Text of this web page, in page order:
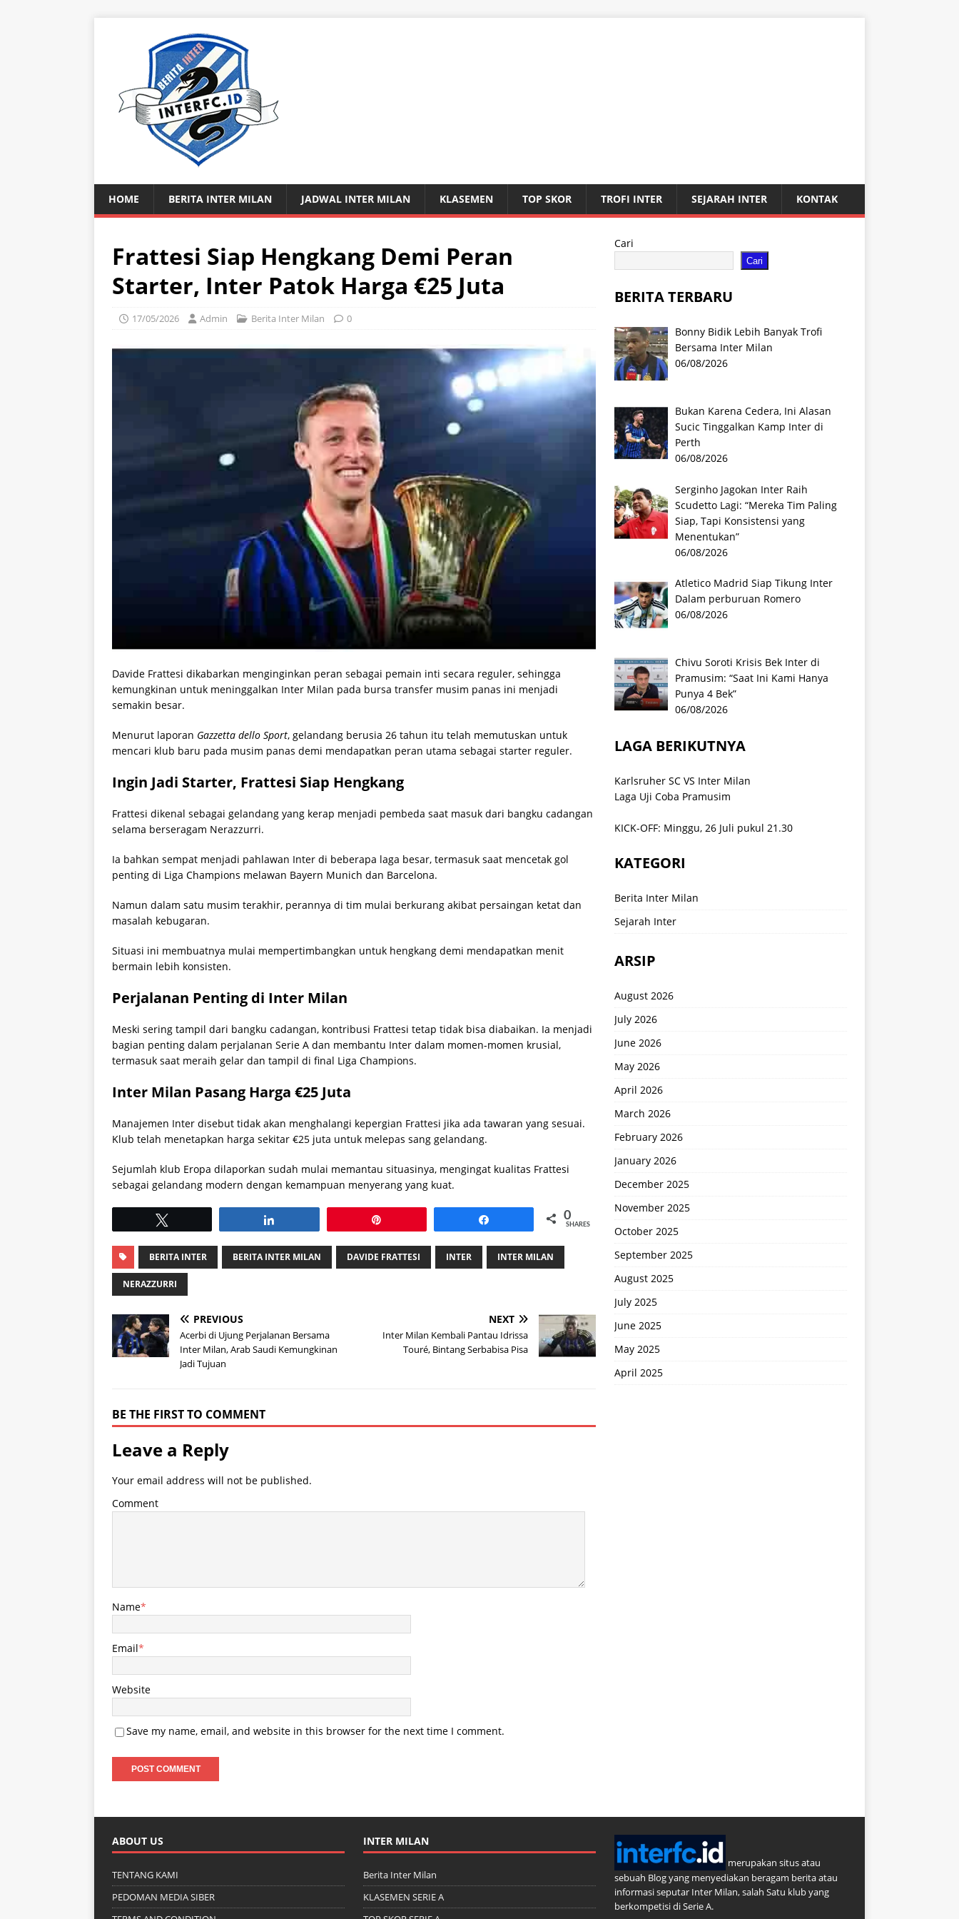
HOME BERITA INTER MILAN JADWAL INTER MILAN KLASEMEN TOP SKOR TROFI INTER SEJARAH INTER KONTAK
Frattesi Siap Hengkang Demi Peran
Starter, Inter Patok Harga €25 Juta
17/05/2026 Admin Berita Inter Milan 0
Davide Frattesi dikabarkan menginginkan peran sebagai pemain inti secara reguler, sehingga
kemungkinan untuk meninggalkan Inter Milan pada bursa transfer musim panas ini menjadi
semakin besar.
Menurut laporan Gazzetta dello Sport, gelandang berusia 26 tahun itu telah memutuskan untuk
mencari klub baru pada musim panas demi mendapatkan peran utama sebagai starter reguler.
Ingin Jadi Starter, Frattesi Siap Hengkang
Frattesi dikenal sebagai gelandang yang kerap menjadi pembeda saat masuk dari bangku cadangan
selama berseragam Nerazzurri.
Ia bahkan sempat menjadi pahlawan Inter di beberapa laga besar, termasuk saat mencetak gol
penting di Liga Champions melawan Bayern Munich dan Barcelona.
Namun dalam satu musim terakhir, perannya di tim mulai berkurang akibat persaingan ketat dan
masalah kebugaran.
Situasi ini membuatnya mulai mempertimbangkan untuk hengkang demi mendapatkan menit
bermain lebih konsisten.
Perjalanan Penting di Inter Milan
Meski sering tampil dari bangku cadangan, kontribusi Frattesi tetap tidak bisa diabaikan. Ia menjadi
bagian penting dalam perjalanan Serie A dan membantu Inter dalam momen-momen krusial,
termasuk saat meraih gelar dan tampil di final Liga Champions.
Inter Milan Pasang Harga €25 Juta
Manajemen Inter disebut tidak akan menghalangi kepergian Frattesi jika ada tawaran yang sesuai.
Klub telah menetapkan harga sekitar €25 juta untuk melepas sang gelandang.
Sejumlah klub Eropa dilaporkan sudah mulai memantau situasinya, mengingat kualitas Frattesi
sebagai gelandang modern dengan kemampuan menyerang yang kuat.
0
SHARES
BERITA INTER BERITA INTER MILAN DAVIDE FRATTESI INTER INTER MILAN
NERAZZURRI
PREVIOUS
Acerbi di Ujung Perjalanan Bersama
Inter Milan, Arab Saudi Kemungkinan
Jadi Tujuan
NEXT
Inter Milan Kembali Pantau Idrissa
Touré, Bintang Serbabisa Pisa
BE THE FIRST TO COMMENT
Leave a Reply
Your email address will not be published.
Comment
Name*
Email*
Website
Save my name, email, and website in this browser for the next time I comment.
Cari
Cari
BERITA TERBARU
Bonny Bidik Lebih Banyak Trofi
Bersama Inter Milan
06/08/2026
Bukan Karena Cedera, Ini Alasan
Sucic Tinggalkan Kamp Inter di
Perth
06/08/2026
Serginho Jagokan Inter Raih
Scudetto Lagi: “Mereka Tim Paling
Siap, Tapi Konsistensi yang
Menentukan”
06/08/2026
Atletico Madrid Siap Tikung Inter
Dalam perburuan Romero
06/08/2026
Chivu Soroti Krisis Bek Inter di
Pramusim: “Saat Ini Kami Hanya
Punya 4 Bek”
06/08/2026
LAGA BERIKUTNYA
Karlsruher SC VS Inter Milan
Laga Uji Coba Pramusim
KICK-OFF: Minggu, 26 Juli pukul 21.30
KATEGORI
Berita Inter Milan
Sejarah Inter
ARSIP
August 2026
July 2026
June 2026
May 2026
April 2026
March 2026
February 2026
January 2026
December 2025
November 2025
October 2025
September 2025
August 2025
July 2025
June 2025
May 2025
April 2025
ABOUT US
TENTANG KAMI
PEDOMAN MEDIA SIBER
INTER MILAN
Berita Inter Milan
KLASEMEN SERIE A
merupakan situs atau
sebuah Blog yang menyediakan beragam berita atau
informasi seputar Inter Milan, salah Satu klub yang
berkompetisi di Serie A.